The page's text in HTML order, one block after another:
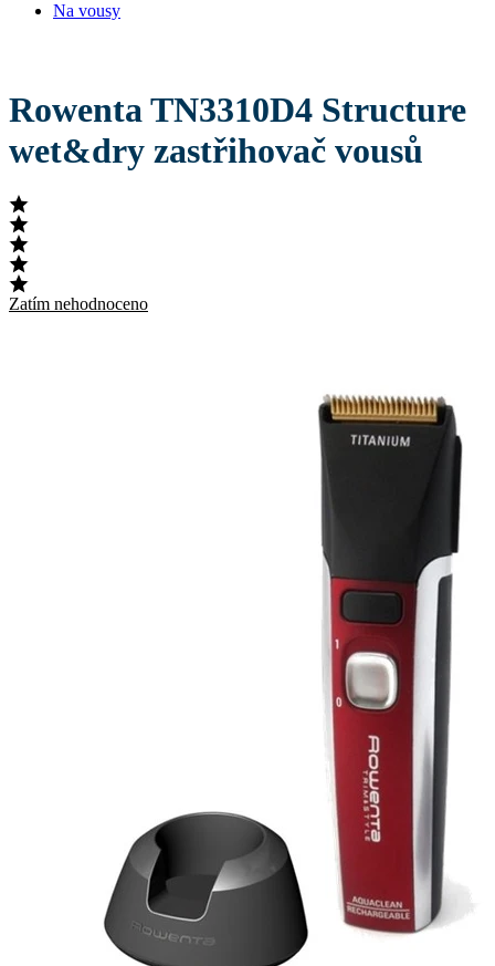
Na vousy
Rowenta TN3310D4 Structure
wet&dry zastřihovač vousů
Zatím nehodnoceno